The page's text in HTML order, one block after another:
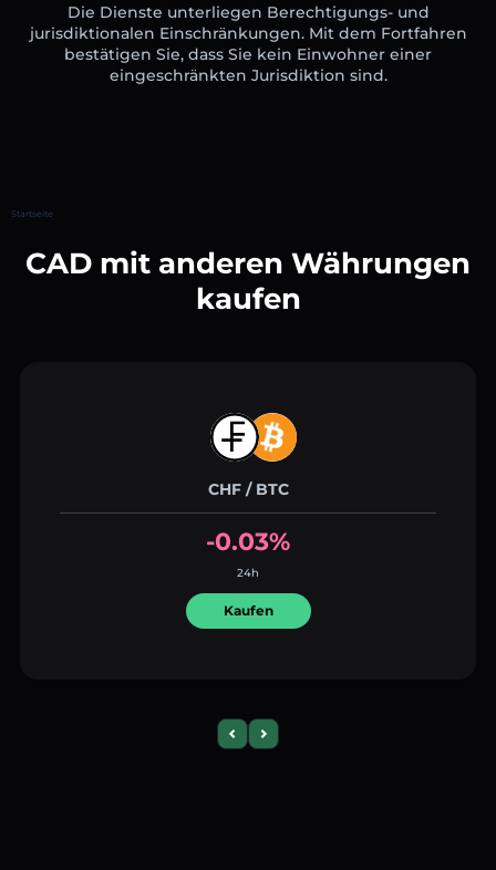
Die Dienste unterliegen Berechtigungs- und
jurisdiktionalen Einschränkungen. Mit dem Fortfahren
bestätigen Sie, dass Sie kein Einwohner einer
eingeschränkten Jurisdiktion sind.
Startseite
CAD mit anderen Währungen
kaufen
CHF / BTC
-0.03%
24h
Kaufen
Previous slide
Next slide